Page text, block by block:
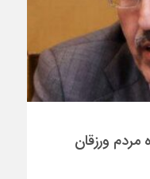
مردم ورزقان